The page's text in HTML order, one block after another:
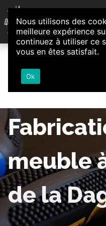
Aller au contenu
Association
Loire-Authion
meuble
de la
Nous utilisons des
meilleure expérience
continuez à utiliser ce
vous en êtes satisfait.
Ok